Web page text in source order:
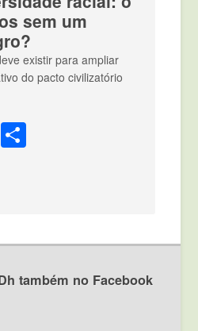
sem um
existir para ampliar
do pacto civilizatório
Email
também no Facebook